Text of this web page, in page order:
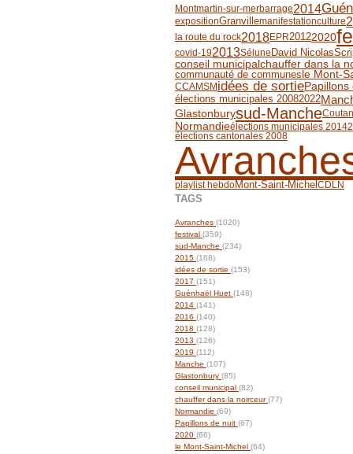
Montmartin-sur-merbarrage2014
expositionGranvillemanifestationculture
la route du rock2018EPR20122020
covid-192013SéluneDavid Nicolas
conseil municipalchauffer dans la
communauté de communes le Mont-
CCAMSMidées de sortiePapillons
élections municipales 20082022
Glastonburysud-Manche
Normandieélections municipales 2014
élections cantonales 2008
playlist hebdoMont-Saint-Michel CDLN
TAGS
Avranches (1020)
festival (359)
sud-Manche (234)
2015 (168)
idées de sortie (153)
2017 (151)
Guénhaël Huet (148)
2014 (141)
2016 (140)
2018 (128)
2013 (126)
2019 (112)
Manche (107)
Glastonbury (85)
conseil municipal (82)
chauffer dans la noirceur(77)
Normandie (69)
Papillons de nuit (67)
2020 (66)
le Mont-Saint-Michel (64)